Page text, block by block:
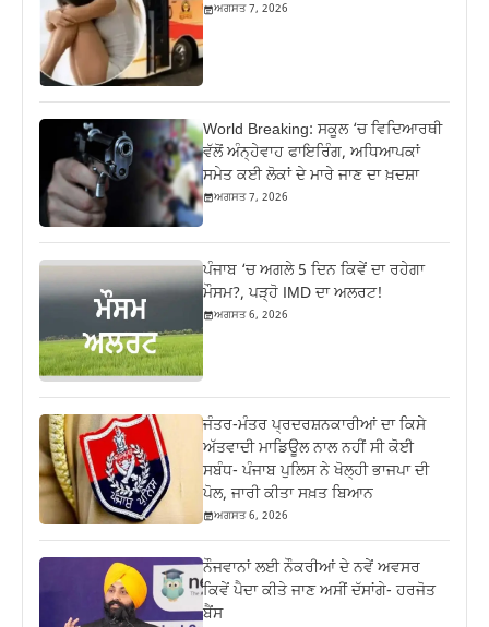
ਅਗਸਤ 7, 2026
World Breaking: ਸਕੂਲ ‘ਚ ਵਿਦਿਆਰਥੀ
ਵੱਲੋਂ ਅੰਨ੍ਹੇਵਾਹ ਫਾਇਰਿੰਗ, ਅਧਿਆਪਕਾਂ
ਸਮੇਤ ਕਈ ਲੋਕਾਂ ਦੇ ਮਾਰੇ ਜਾਣ ਦਾ ਖ਼ਦਸ਼ਾ
ਅਗਸਤ 7, 2026
ਪੰਜਾਬ ‘ਚ ਅਗਲੇ 5 ਦਿਨ ਕਿਵੇਂ ਦਾ ਰਹੇਗਾ
ਮੌਸਮ?, ਪੜ੍ਹੋ IMD ਦਾ ਅਲਰਟ!
ਅਗਸਤ 6, 2026
ਜੰਤਰ-ਮੰਤਰ ਪ੍ਰਦਰਸ਼ਨਕਾਰੀਆਂ ਦਾ ਕਿਸੇ
ਅੱਤਵਾਦੀ ਮਾਡਿਊਲ ਨਾਲ ਨਹੀਂ ਸੀ ਕੋਈ
ਸਬੰਧ- ਪੰਜਾਬ ਪੁਲਿਸ ਨੇ ਖੋਲ੍ਹੀ ਭਾਜਪਾ ਦੀ
ਪੋਲ, ਜਾਰੀ ਕੀਤਾ ਸਖ਼ਤ ਬਿਆਨ
ਅਗਸਤ 6, 2026
ਨੌਜਵਾਨਾਂ ਲਈ ਨੌਕਰੀਆਂ ਦੇ ਨਵੇਂ ਅਵਸਰ
ਕਿਵੇਂ ਪੈਦਾ ਕੀਤੇ ਜਾਣ ਅਸੀਂ ਦੱਸਾਂਗੇ- ਹਰਜੋਤ
ਬੈਂਸ